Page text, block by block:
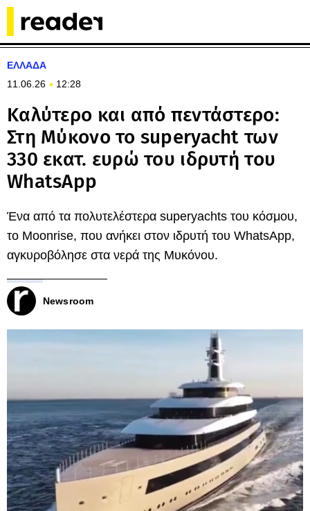
ΕΛΛΑΔΑ
11.06.26
12:28
Καλύτερο και από πεντάστερο:
Στη Μύκονο το superyacht των
330 εκατ. ευρώ του ιδρυτή του
WhatsApp
Ένα από τα πολυτελέστερα superyachts του κόσμου,
το Moonrise, που ανήκει στον ιδρυτή του WhatsApp,
αγκυροβόλησε στα νερά της Μυκόνου.
Newsroom